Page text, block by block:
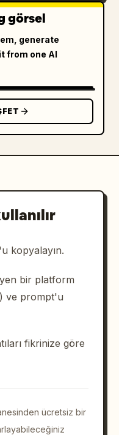
görsel
generate
from one AI
kopyalayın.
bir platform
ve prompt'u
fikrinize göre
ücretsiz bir